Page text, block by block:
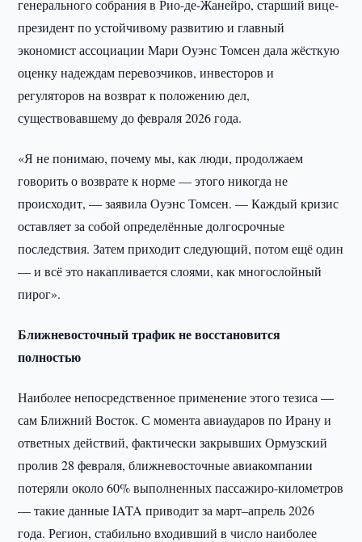
генерального собрания в Рио-де-Жанейро, старший вице-
президент по устойчивому развитию и главный
экономист ассоциации Мари Оуэнс Томсен дала жёсткую
оценку надеждам перевозчиков, инвесторов и
регуляторов на возврат к положению дел,
существовавшему до февраля 2026 года.
«Я не понимаю, почему мы, как люди, продолжаем
говорить о возврате к норме — этого никогда не
происходит, — заявила Оуэнс Томсен. — Каждый кризис
оставляет за собой определённые долгосрочные
последствия. Затем приходит следующий, потом ещё один
— и всё это накапливается слоями, как многослойный
пирог».
Ближневосточный трафик не восстановится
полностью
Наиболее непосредственное применение этого тезиса —
сам Ближний Восток. С момента авиаударов по Ирану и
ответных действий, фактически закрывших Ормузский
пролив 28 февраля, ближневосточные авиакомпании
потеряли около 60% выполненных пассажиро-километров
— такие данные IATA приводит за март–апрель 2026
года. Регион, стабильно входивший в число наиболее